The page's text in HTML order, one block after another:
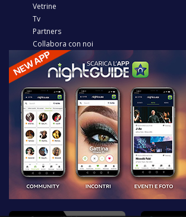
Vetrine
Tv
Partners
Collabora con noi